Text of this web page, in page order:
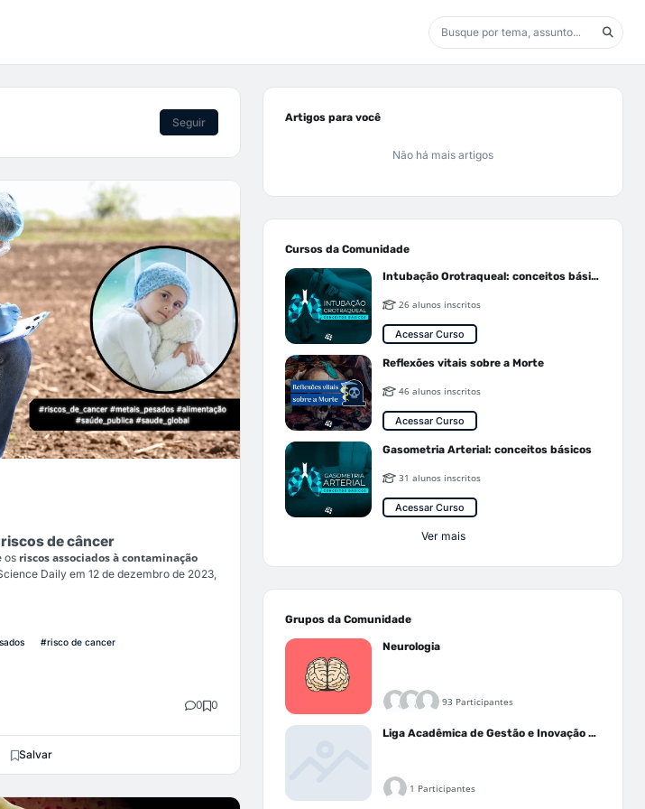
Seguir
de câncer
os riscos associados à contaminação
Daily em 12 de dezembro de 2023,
#risco de cancer
0 0
Salvar
Artigos para você
Não há mais artigos
Cursos da Comunidade
Intubação Orotraqueal: conceitos básicos
26 alunos inscritos
Acessar Curso
Reflexões vitais sobre a Morte
46 alunos inscritos
Acessar Curso
Gasometria Arterial: conceitos básicos
31 alunos inscritos
Acessar Curso
Ver mais
Grupos da Comunidade
Neurologia
93 Participantes
Liga Acadêmica de Gestão e Inovação Médica - LAGIM
1 Participantes